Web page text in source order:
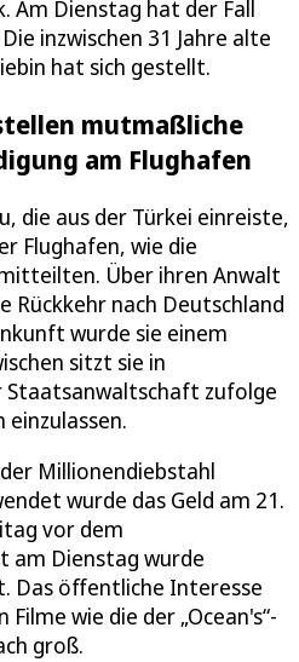
Am Dienstag hat der Fall
inzwischen 31 Jahre alte
hat sich gestellt.
mutmaßliche
am Flughafen
die aus der Türkei einreiste,
Flughafen, wie die
Über ihren Anwalt
Rückkehr nach Deutschland
wurde sie einem
sitzt sie in
zufolge
einzulassen.
Millionendiebstahl
wurde das Geld am 21.
vor dem
am Dienstag wurde
Das öffentliche Interesse
wie die der „Ocean's“-
groß.